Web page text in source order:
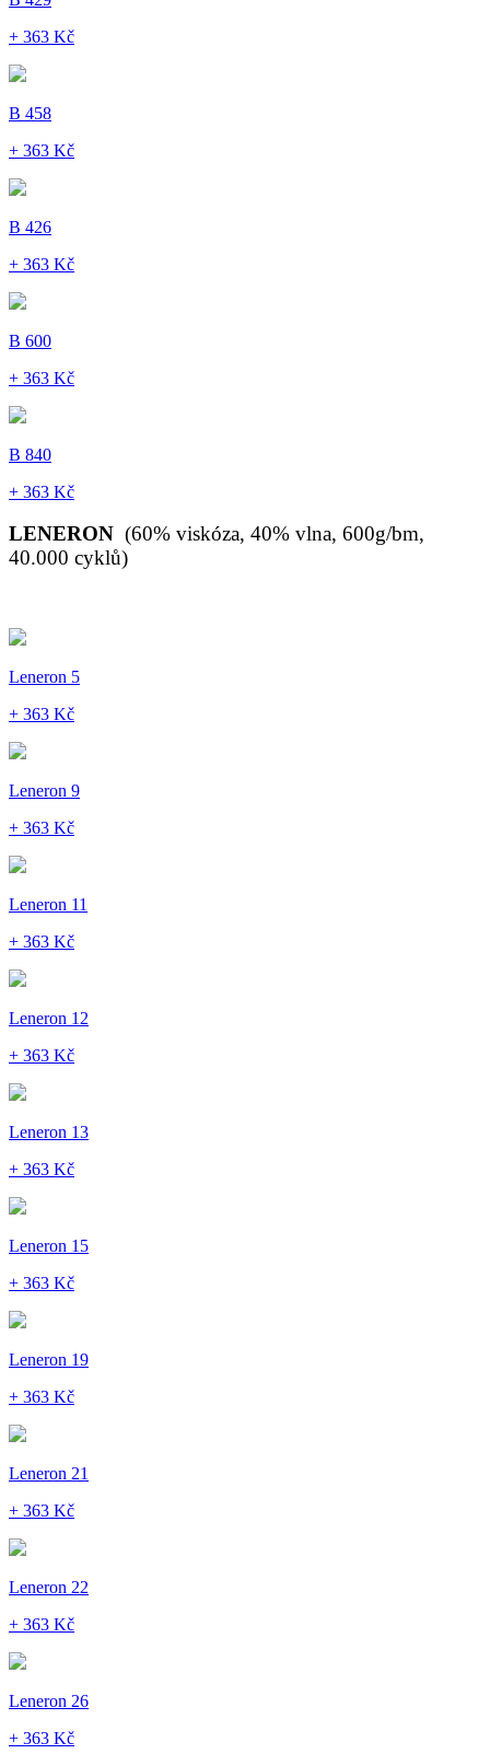
+ 363 Kč
B 458
+ 363 Kč
B 426
+ 363 Kč
B 600
+ 363 Kč
B 840
+ 363 Kč
LENERON (60% viskóza, 40% vlna, 600g/bm,
40.000 cyklů)
Leneron 5
+ 363 Kč
Leneron 9
+ 363 Kč
Leneron 11
+ 363 Kč
Leneron 12
+ 363 Kč
Leneron 13
+ 363 Kč
Leneron 15
+ 363 Kč
Leneron 19
+ 363 Kč
Leneron 21
+ 363 Kč
Leneron 22
+ 363 Kč
Leneron 26
+ 363 Kč